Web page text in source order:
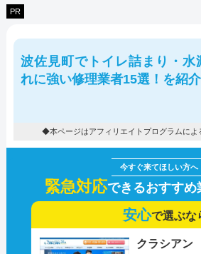
PR
波佐見町でトイレ詰まり・水
れに強い修理業者15選！を紹介
◆本ページはアフィリエイトプログラムによ
緊急対応できるおすすめ
安心で選ぶな
クラシアン